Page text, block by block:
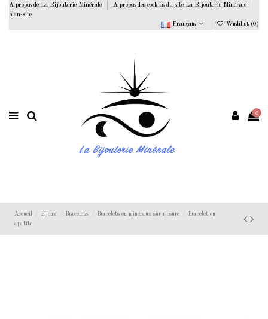
A propos de La Bijouterie Minérale
A propos des cookies du site La Bijouterie Minérale
plan-site
Français
Wishlist (0 )
0
Accueil Bijoux Bracelets Bracelets en minéraux sur mesure
Bracelet en
apatite